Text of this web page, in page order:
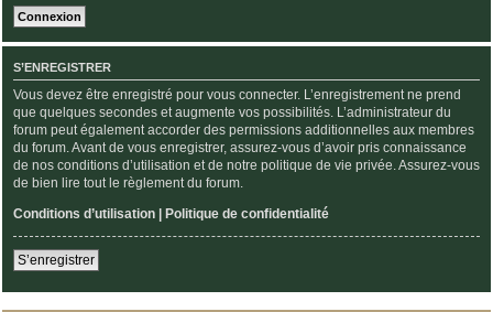
S’ENREGISTRER
Vous devez être enregistré pour vous connecter. L’enregistrement ne prend
que quelques secondes et augmente vos possibilités. L’administrateur du
forum peut également accorder des permissions additionnelles aux membres
du forum. Avant de vous enregistrer, assurez-vous d’avoir pris connaissance
de nos conditions d’utilisation et de notre politique de vie privée. Assurez-vous
de bien lire tout le règlement du forum.
Conditions d’utilisation
Politique de confidentialité
S’enregistrer